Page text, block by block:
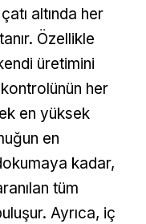
altında her
Özellikle
üretimini
her
en yüksek
en
kadar,
tüm
Ayrıca, iç